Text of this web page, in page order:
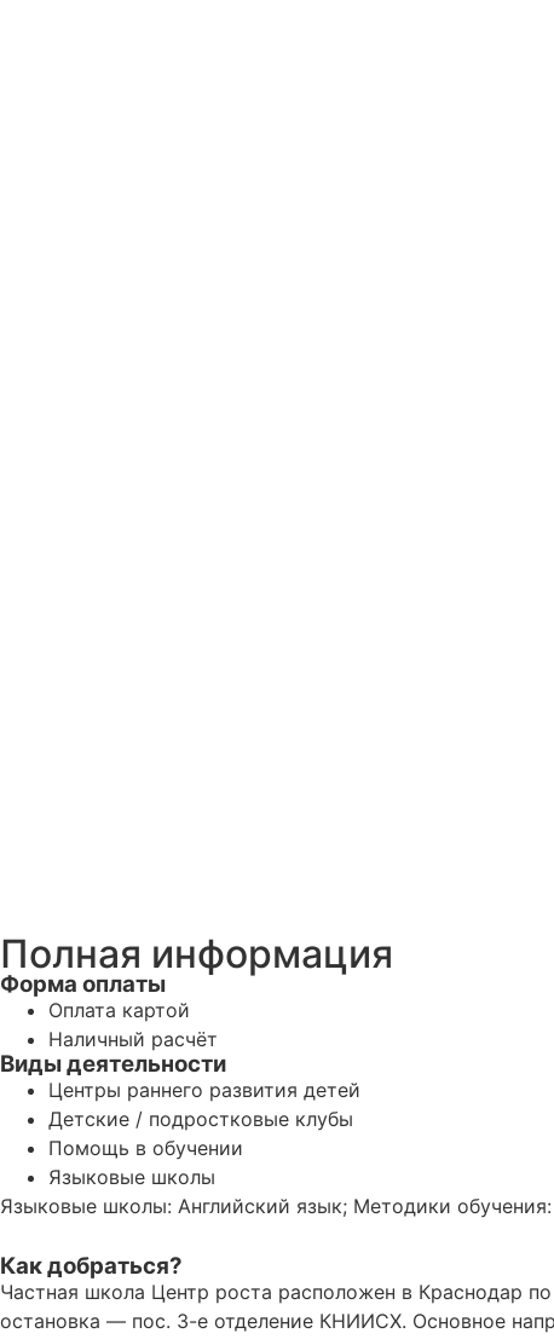
Полная информация
Форма оплаты
Оплата картой
Наличный расчёт
Виды деятельности
Центры раннего развития детей
Детские / подростковые клубы
Помощь в обучении
Языковые школы
Языковые школы: Английский язык; Методики
Как добраться?
Частная школа Центр роста расположен в Краснодар
остановка — пос. 3-е отделение КНИИСХ. Основное